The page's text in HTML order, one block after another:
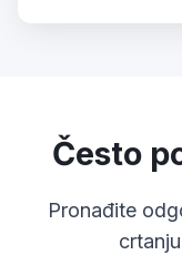
Često
Pronađite